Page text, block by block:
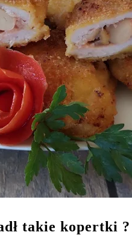
takie kopertki ?